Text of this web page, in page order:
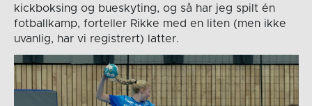
kickboksing og bueskyting, og så har jeg spilt én
fotballkamp, forteller Rikke med en liten (men ikke
uvanlig, har vi registrert) latter.